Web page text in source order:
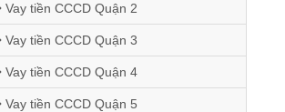
Vay tiền CCCD Quận 2
Vay tiền CCCD Quận 3
Vay tiền CCCD Quận 4
Vay tiền CCCD Quận 5